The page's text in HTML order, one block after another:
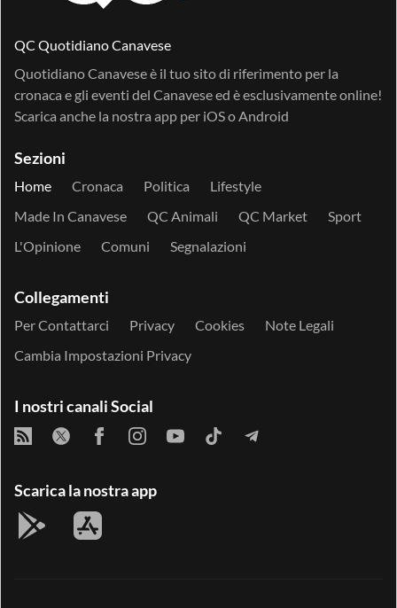
QC Quotidiano Canavese
Quotidiano Canavese è il tuo sito di riferimento per la
cronaca e gli eventi del Canavese ed è esclusivamente online!
Scarica anche la nostra app per iOSo Android
Sezioni
Home Cronaca Politica
Lifestyle
Made In Canavese
QC Animali QC Market
Sport
L'Opinione
Comuni Segnalazioni
Collegamenti
Per Contattarci Privacy Cookies
Note Legali
Cambia Impostazioni Privacy
I nostri canali Social
Scarica la nostra app